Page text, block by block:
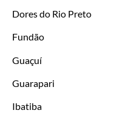
Dores do Rio Preto
Fundão
Guaçuí
Guarapari
Ibatiba